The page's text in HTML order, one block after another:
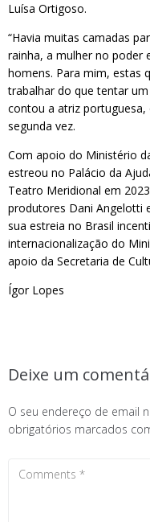
Luísa Ortigoso.
“Havia muitas camadas
rainha, a mulher no poder
homens. Para mim, estas
trabalhar do que tentar
contou a atriz portuguesa,
segunda vez.
Com apoio do Ministério
estreou no Palácio da
Teatro Meridional em
produtores Dani Angelotti
sua estreia no Brasil
internacionalização do
apoio da Secretaria de
Ígor Lopes
Deixe um
O seu endereço de email
obrigatórios marcados